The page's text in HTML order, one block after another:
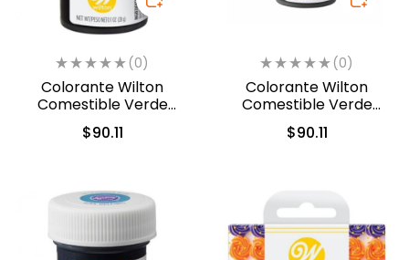
(0)
Colorante Wilton
Comestible Verde
Hoja/Leaf Green 28.3gr.
(04-0-0047)
$90.11
(0)
Colorante Wilton
Comestible Verde
Musgo 28.3gr (04-0-
0049)
$90.11